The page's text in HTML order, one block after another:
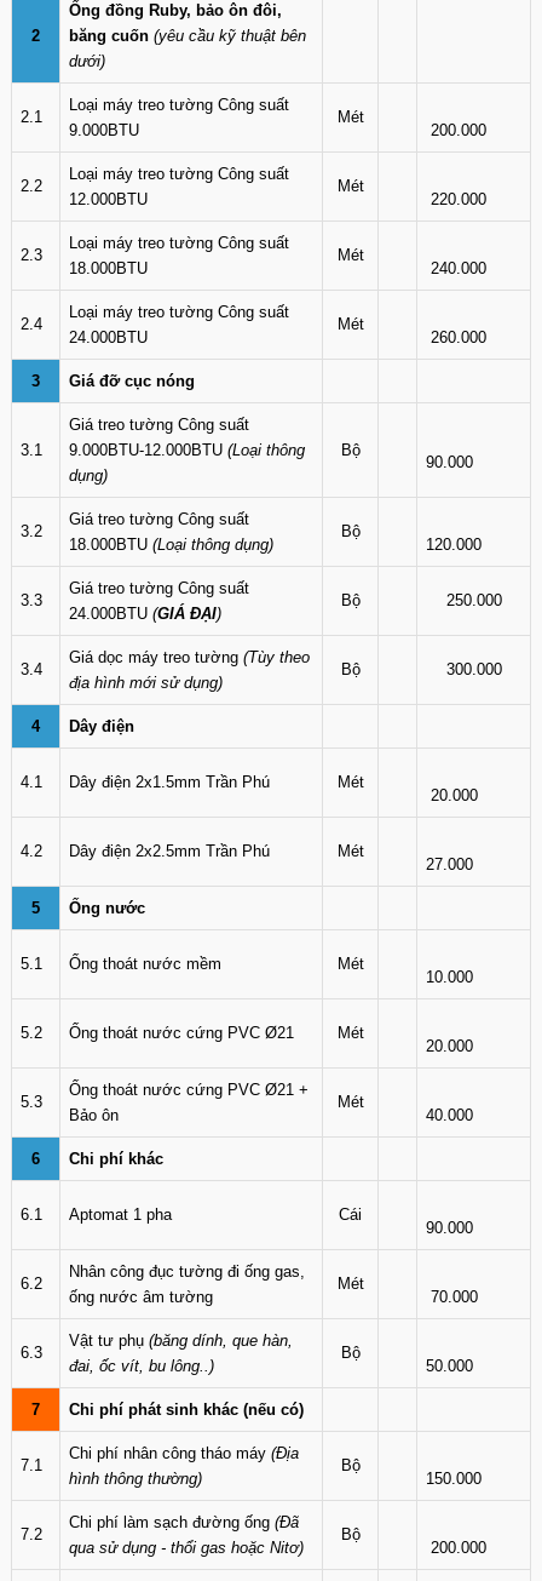
2
Ống đồng Ruby, bảo ôn đôi,
băng cuốn (yêu cầu kỹ thuật bên
dưới)
2.1
Loại máy treo tường Công suất
9.000BTU
Mét
200.000
2.2
Loại máy treo tường Công suất
12.000BTU
Mét
220.000
2.3
Loại máy treo tường Công suất
18.000BTU
Mét
240.000
2.4
Loại máy treo tường Công suất
24.000BTU
Mét
260.000
3 Giá đỡ cục nóng
3.1
Giá treo tường Công suất
9.000BTU-12.000BTU (Loại thông
dụng)
Bộ
90.000
3.2
Giá treo tường Công suất
18.000BTU (Loại thông dụng)
Bộ
120.000
3.3
Giá treo tường Công suất
24.000BTU (GIÁ ĐẠI)
Bộ 250.000
3.4
Giá dọc máy treo tường (Tùy theo
địa hình mới sử dụng)
Bộ 300.000
4 Dây điện
4.1 Dây điện 2x1.5mm Trần Phú Mét
20.000
4.2 Dây điện 2x2.5mm Trần Phú Mét
27.000
5 Ống nước
5.1 Ống thoát nước mềm Mét
10.000
5.2 Ống thoát nước cứng PVC Ø21 Mét
20.000
5.3
Ống thoát nước cứng PVC Ø21 +
Bảo ôn
Mét
40.000
6 Chi phí khác
6.1 Aptomat 1 pha Cái
90.000
6.2
Nhân công đục tường đi ống gas,
ống nước âm tường
Mét
70.000
6.3
Vật tư phụ (băng dính, que hàn,
đai, ốc vít, bu lông..)
Bộ
50.000
7 Chi phí phát sinh khác (nếu có)
7.1
Chi phí nhân công tháo máy (Địa
hình thông thường)
Bộ
150.000
7.2
Chi phí làm sạch đường ống (Đã
qua sử dụng - thổi gas hoặc Nitơ)
Bộ
200.000